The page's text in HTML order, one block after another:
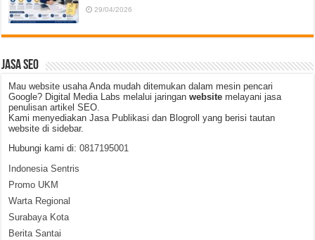
29/04/2026
JASA SEO
Mau website usaha Anda mudah ditemukan dalam mesin pencari
Google? Digital Media Labs melalui jaringanwebsitemelayani jasa
penulisan artikel SEO.
Kami menyediakan Jasa Publikasi dan Blogroll yang berisi tautan
website di sidebar.
Hubungi kami di:0817195001
Indonesia Sentris
Promo UKM
Warta Regional
Surabaya Kota
Berita Santai